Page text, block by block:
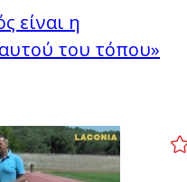
είναι η
του τόπου»